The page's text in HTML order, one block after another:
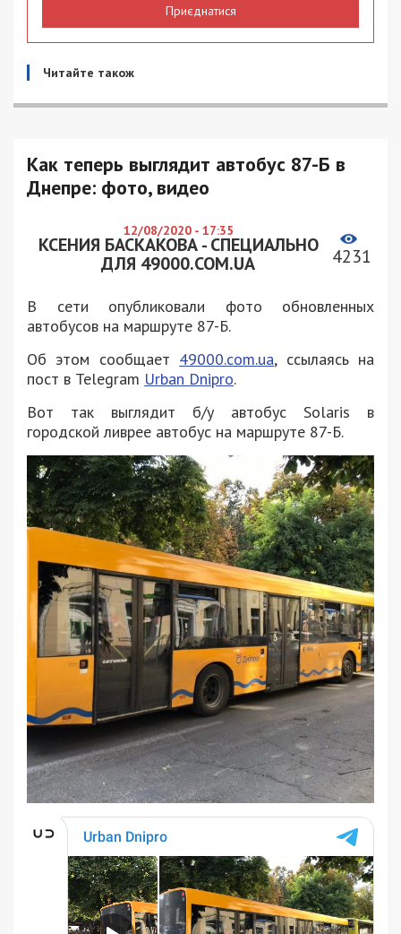
Приєднатися
Читайте також
Как теперь выглядит автобус 87-Б в
Днепре: фото, видео
12/08/2020 - 17:35
КСЕНИЯ БАСКАКОВА - СПЕЦИАЛЬНО
ДЛЯ 49000.COM.UA
4231
В сети опубликовали фото обновленных
автобусов на маршруте 87-Б.
Об этом сообщает 49000.com.ua, ссылаясь на
пост в Telegram Urban Dnipro.
Вот так выглядит б/у автобус Solaris в
городской ливрее автобус на маршруте 87-Б.